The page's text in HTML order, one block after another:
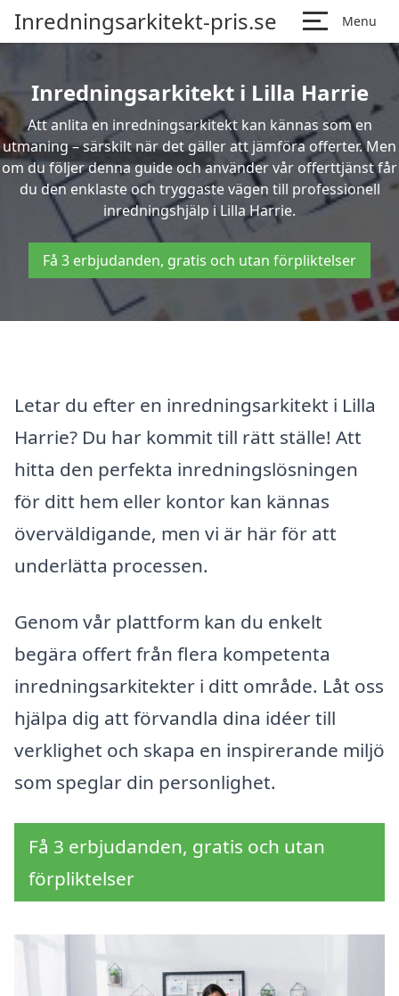
Inredningsarkitekt-pris.se Menu
Inredningsarkitekt i Lilla Harrie
Att anlita en inredningsarkitekt kan kännas som en
utmaning – särskilt när det gäller att jämföra offerter. Men
om du följer denna guide och använder vår offerttjänst får
du den enklaste och tryggaste vägen till professionell
inredningshjälp i Lilla Harrie.
Få 3 erbjudanden, gratis och utan förpliktelser
Letar du efter en inredningsarkitekt i Lilla
Harrie? Du har kommit till rätt ställe! Att
hitta den perfekta inredningslösningen
för ditt hem eller kontor kan kännas
överväldigande, men vi är här för att
underlätta processen.
Genom vår plattform kan du enkelt
begära offert från flera kompetenta
inredningsarkitekter i ditt område. Låt oss
hjälpa dig att förvandla dina idéer till
verklighet och skapa en inspirerande miljö
som speglar din personlighet.
Få 3 erbjudanden, gratis och utan
förpliktelser